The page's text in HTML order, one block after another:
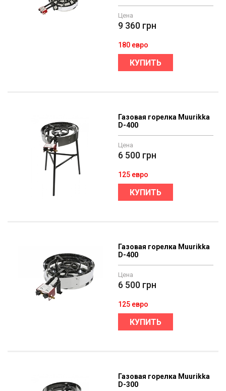
Цена
9 360 грн
180 евро
КУПИТЬ
Газовая горелка Muurikka
D-400
Цена
6 500 грн
125 евро
КУПИТЬ
Газовая горелка Muurikka
D-400
Цена
6 500 грн
125 евро
КУПИТЬ
Газовая горелка Muurikka
D-300